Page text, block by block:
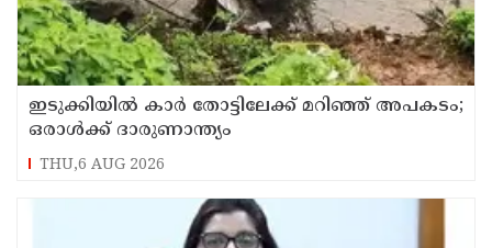
ഇടുക്കിയിൽ കാർ തോട്ടിലേക്ക് മറിഞ്ഞ് അപകടം;
ഒരാൾക്ക് ദാരുണാന്ത്യം
THU,6 AUG 2026